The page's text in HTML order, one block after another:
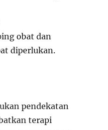
obat dan
diperlukan.
pendekatan
terapi